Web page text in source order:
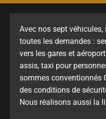
Avec nos sept
toutes les demandes :
vers les gares et
assis, taxi pour
sommes conventionnés
des conditions de
Nous réalisons aussi la